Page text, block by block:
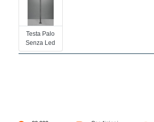
Testa Palo
Senza Led